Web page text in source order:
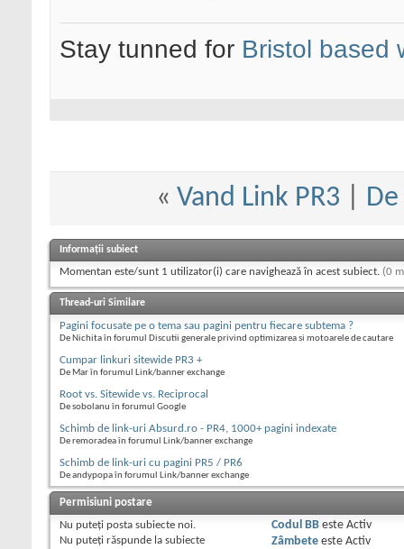
Stay tunned for Bristol based
« Vand Link PR3
Informații subiect
Momentan este/sunt 1 utilizator(i) care navighează în acest subiect. (0
Thread-uri Similare
Pagini focusate pe o tema sau pagini pentru fiecare subtema ?
De Nichita în forumul Discutii generale privind optimizarea si motoarele de cautare
Cumpar linkuri sitewide PR3 +
De Mar în forumul Link/banner exchange
Root vs. Sitewide vs. Reciprocal
De sobolanu în forumul Google
Schimb de link-uri Absurd.ro - PR4, 1000+ pagini indexate
De remoradea în forumul Link/banner exchange
Schimb de link-uri cu pagini PR5 / PR6
De andypopa în forumul Link/banner exchange
Permisiuni postare
Nu puteţi posta subiecte noi.
Nu puteţi răspunde la subiecte
Codul BBeste Activ
Zâmbeteeste Activ